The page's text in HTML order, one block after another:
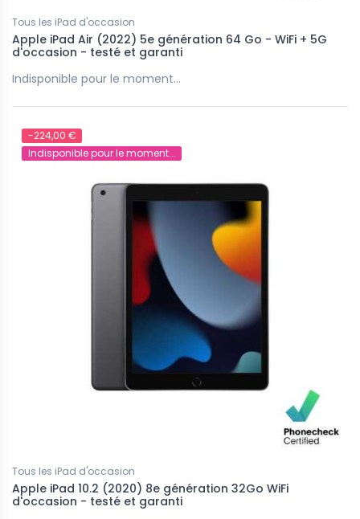
Tous les iPad d'occasion
Apple iPad Air (2022) 5e génération 64 Go - WiFi + 5G
d'occasion - testé et garanti
Indisponible pour le moment...
-224,00 €
Indisponible pour le moment...
Tous les iPad d'occasion
Apple iPad 10.2 (2020) 8e génération 32Go WiFi
d'occasion - testé et garanti